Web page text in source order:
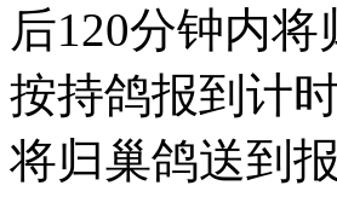
后120分钟内
按持鸽报到计
将归巢鸽送到